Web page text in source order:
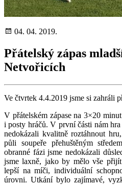
04. 04. 2019.
Přátelský zápas
Netvořicích
Ve čtvrtek 4.4.2019 jsme si zahráli
V přátelském zápase na 3×20
i posty hráčů. V první části nám
nedokázali kvalitně roztáhnout
půli soupeře přehuštěným
obranné fázi jsme nedokázali
jsme laxně, jako by mělo vše
lepší na míči, individuální
úrovni. Utkání bylo zajímavé,